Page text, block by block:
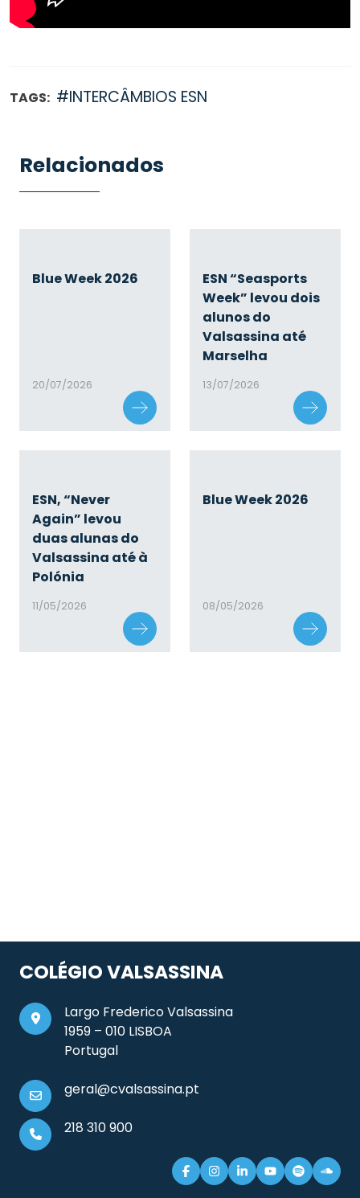
TAGS: #INTERCÂMBIOS ESN
Relacionados
Blue Week 2026
20/07/2026
ESN “Seasports
Week” levou dois
alunos do
Valsassina até
Marselha
13/07/2026
ESN, “Never
Again” levou
duas alunas do
Valsassina até à
Polónia
11/05/2026
Blue Week 2026
08/05/2026
COLÉGIO VALSASSINA
Largo Frederico Valsassina
1959 – 010 LISBOA
Portugal
geral@cvalsassina.pt
218 310 900